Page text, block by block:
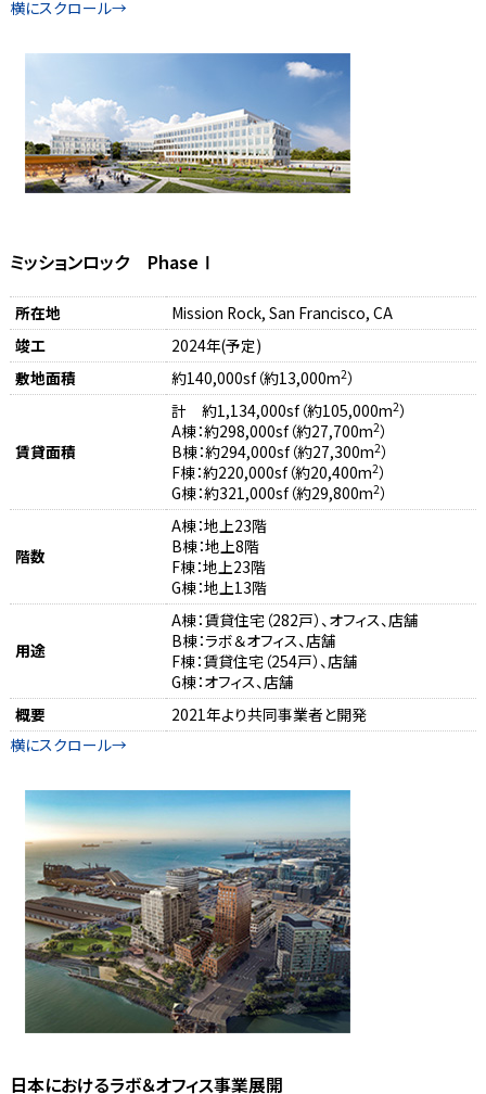
ミッションロック PhaseⅠ
所在地
Mission Rock, San Francisco, CA
竣工
2024年(予定)
敷地面積
約140,000sf（約13,000m2）
賃貸面積
計 約1,134,000sf（約105,000m2）
A棟：約298,000sf（約27,700m2）
B棟：約294,000sf（約27,300m2）
F棟：約220,000sf（約20,400m2）
G棟：約321,000sf（約29,800m2）
階数
A棟：地上23階
B棟：地上8階
F棟：地上23階
G棟：地上13階
用途
A棟：賃貸住宅（282戸）、オフィス、店舗
B棟：ラボ＆オフィス、店舗
F棟：賃貸住宅（254戸）、店舗
G棟：オフィス、店舗
概要
2021年より共同事業者と開発
日本におけるラボ＆オフィス事業展開